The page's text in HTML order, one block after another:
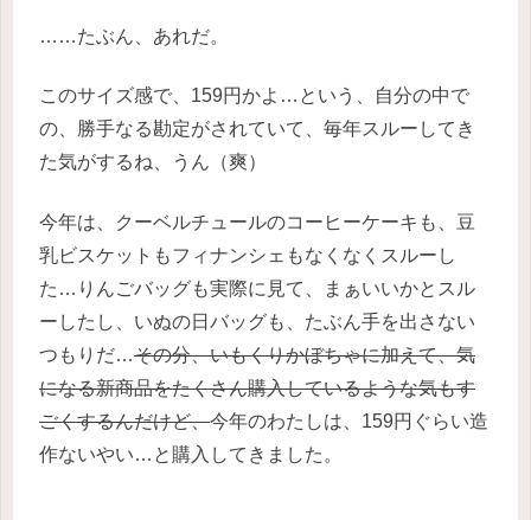
……たぶん、あれだ。
このサイズ感で、159円かよ…という、自分の中で
の、勝手なる勘定がされていて、毎年スルーしてき
た気がするね、うん（爽）
今年は、クーベルチュールのコーヒーケーキも、豆
乳ビスケットもフィナンシェもなくなくスルーし
た…りんごバッグも実際に見て、まぁいいかとスル
ーしたし、いぬの日バッグも、たぶん手を出さない
つもりだ…その分、いもくりかぼちゃに加えて、気
になる新商品をたくさん購入しているような気もす
ごくするんだけど、今年のわたしは、159円ぐらい造
作ないやい…と購入してきました。